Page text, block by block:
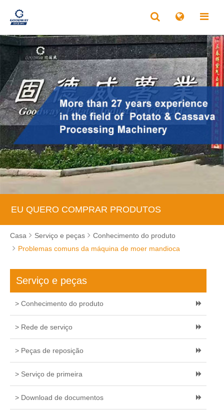
EU QUERO COMPRAR PRODUTOS
Casa Serviço e peças
Conhecimento do produto
Problemas comuns da máquina de moer mandioca
Serviço e peças
> Conhecimento do produto
> Rede de serviço
> Peças de reposição
> Serviço de primeira
> Download de documentos